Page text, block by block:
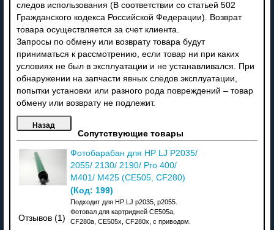
следов использования (В соответствии со статьей 502
Гражданского кодекса Российской Федерации). Возврат
товара осуществляется за счет клиента.
Запросы по обмену или возврату товара будут
приниматься к рассмотрению, если товар ни при каких
условиях не был в эксплуатации и не устанавливался. При
обнаружении на запчасти явных следов эксплуатации,
попытки установки или разного рода повреждений – товар
обмену или возврату не подлежит.
Сопутствующие товары
Отзывов (1)
Фотобарабан для HP LJ P2035/
2055/ 2130/ 2190/ Pro 400/
M401/ M425 (CE505, CF280)
(Код: 199)
Подходит для HP LJ p2035, p2055.
Фотовал для картриджей CE505a,
CF280a, CE505x, CF280x, с приводом.